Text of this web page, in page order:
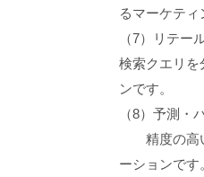
るマーケティ
（7）リテー
検索クエリを
ンです。
（8）予測・
精度の高い
ーションです